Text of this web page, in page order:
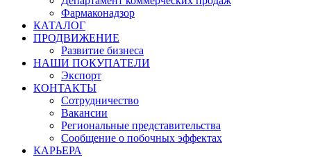
Фармаконадзор
КАТАЛОГ
ПРОДВИЖЕНИЕ
Развитие бизнеса
НАШИ ПОКУПАТЕЛИ
Экспорт
КОНТАКТЫ
Сотрудничество
Вакансии
Региональные представительства
Сообщение о побочных эффектах
КАРЬЕРА